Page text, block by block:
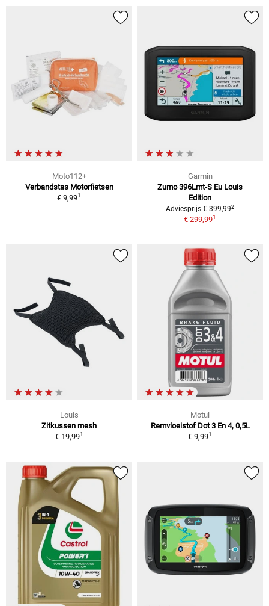
Moto112+
Verbandstas Motorfietsen
€ 9,991
Garmin
Zumo 396Lmt-S Eu Louis
Edition
Adviesprijs € 399,992
€ 299,991
Louis
Zitkussen mesh
€ 19,991
Motul
Remvloeistof Dot 3 En 4, 0,5L
€ 9,991